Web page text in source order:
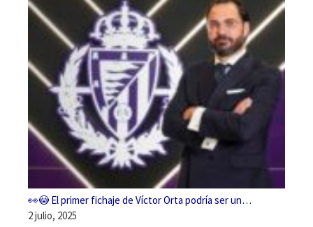
👀😳 El primer fichaje de Víctor Orta podría ser un…
2 julio, 2025